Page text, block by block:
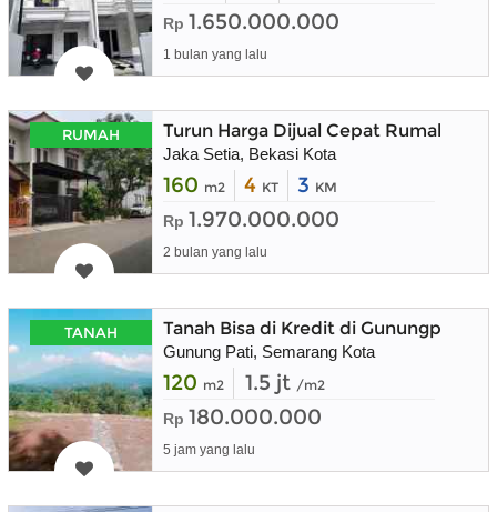
Rp 1.650.000.000
1 bulan yang lalu
RUMAH Turun Harga Dijual Cepat Rumah 2
Jaka Setia, Bekasi Kota
160 m2 4 KT 3 KM
Rp 1.970.000.000
2 bulan yang lalu
TANAH Tanah Bisa di Kredit di Gunungpati
Gunung Pati, Semarang Kota
120 m2 1.5 jt /m2
Rp 180.000.000
5 jam yang lalu